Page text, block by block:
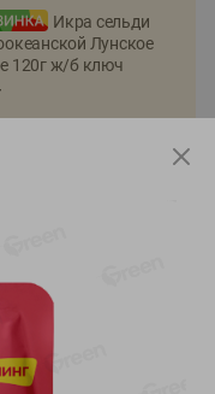
Икра сельди
Лунское
120г ж/б ключ